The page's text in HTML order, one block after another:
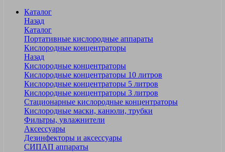
Каталог
Назад
Каталог
Портативные кислородные аппараты
Кислородные концентраторы
Назад
Кислородные концентраторы
Кислородные концентраторы 10 литров
Кислородные концентраторы 5 литров
Кислородные концентраторы 3 литров
Стационарные кислородные концентраторы
Кислородные маски, канюли, трубки
Фильтры, увлажнители
Аксессуары
Дезинфекторы и аксессуары
СИПАП аппараты